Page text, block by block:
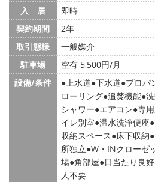
入 居
即時
契約期間
2年
取引態様
一般媒介
駐車場
空有 5,500円/月
設備/条件
上水道 下水道 プロパ
ローリング 追焚機能
シャワー エアコン 専
イレ別室 温水洗浄便座
収納スペース 床下収納
所独立 W・INクローゼ
場 角部屋 日当たり良好
人不要